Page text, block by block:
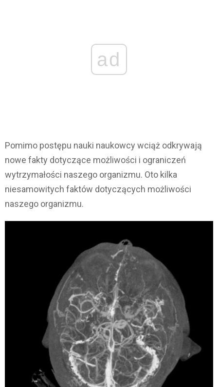
ad
Pomimo postępu nauki naukowcy wciąż odkrywają
nowe fakty dotyczące możliwości i ograniczeń
wytrzymałości naszego organizmu. Oto kilka
niesamowitych faktów dotyczących możliwości
naszego organizmu.